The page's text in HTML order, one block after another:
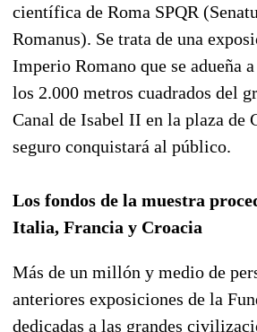
científica de Roma SPQR
Romanus). Se trata de una
Imperio Romano que se adueña
los 2.000 metros cuadrados del
Canal de Isabel II en la plaza de
seguro conquistará al público.
Los fondos de la muestra
Italia, Francia y Croacia
Más de un millón y medio de
anteriores exposiciones de la
dedicadas a las grandes